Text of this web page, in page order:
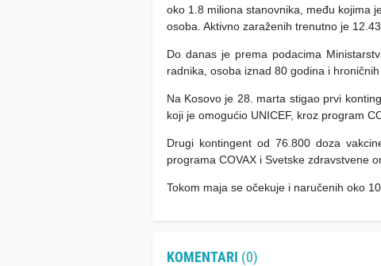
oko 1.8 miliona stanovnika, među kojima
osoba. Aktivno zaraženih trenutno je
Do danas je prema podacima
radnika, osoba iznad 80 godina i
Na Kosovo je 28. marta stigao prvi
koji je omogućio UNICEF, kroz program
Drugi kontingent od 76.800 doza
programa COVAX i Svetske zdravstvene
Tokom maja se očekuje i naručenih oko
KOMENTARI (0)